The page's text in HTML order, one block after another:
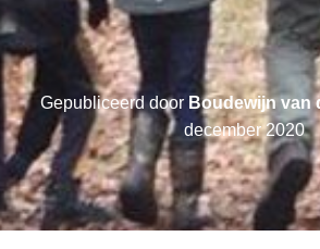
Gepubliceerd door Boudewijn van
december 2020